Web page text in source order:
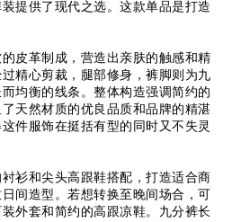
提供了现代之选。这款单品是打造
皮革制成，营造出亲肤的触感和精
精心剪裁，腿部修身，裤脚则为九
均衡的线条。整体构造强调简约的
天然材质的优良品质和品牌的精湛
件服饰在挺括有型的同时又不失灵
衫和尖头高跟鞋搭配，打造适合商
间造型。若想转换至晚间场合，可
外套和简约的高跟凉鞋。九分裤长